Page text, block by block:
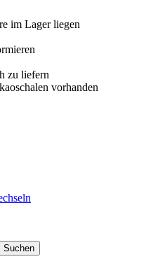
im Lager liegen
zu liefern
vorhanden
Suchen